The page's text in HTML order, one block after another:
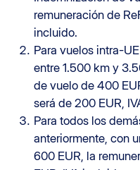
remuneración de
incluido.
Para vuelos intra-
entre 1.500 km y
de vuelo de 400
será de 200 EUR,
Para todos los
anteriormente, con
600 EUR, la